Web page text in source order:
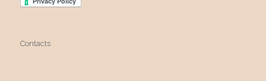
Contacts